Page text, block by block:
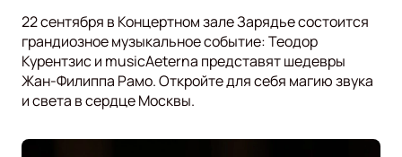
22 сентября в Концертном зале Зарядье состоится
грандиозное музыкальное событие: Теодор
Курентзис и musicAeterna представят шедевры
Жан-Филиппа Рамо. Откройте для себя магию звука
и света в сердце Москвы.